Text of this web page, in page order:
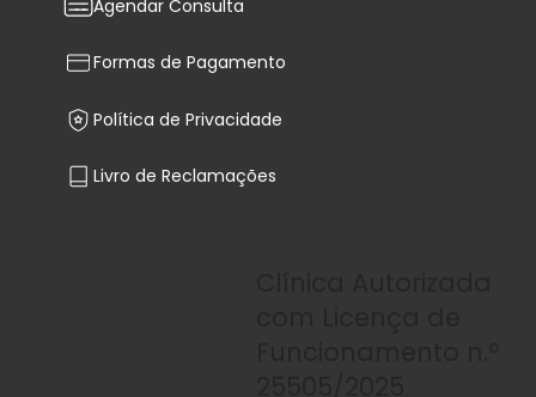
Agendar Consulta
Formas de Pagamento
Política de Privacidade
Livro de Reclamações